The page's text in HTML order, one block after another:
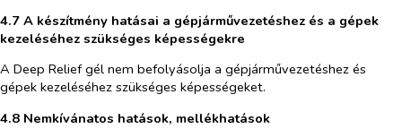
4.7 A készítmény hatásai a gépjárművezetéshez és a gépek
kezeléséhez szükséges képességekre
A Deep Relief gél nem befolyásolja a gépjárművezetéshez és
gépek kezeléséhez szükséges képességeket.
4.8 Nemkívánatos hatások, mellékhatások